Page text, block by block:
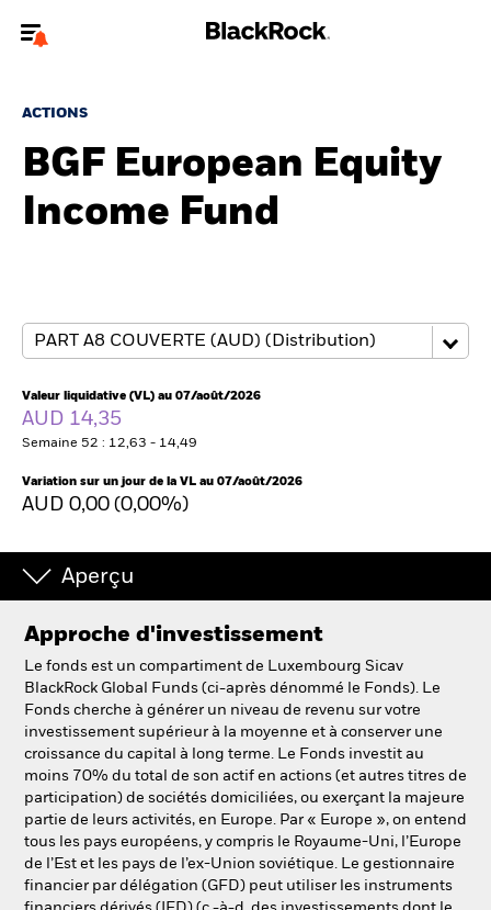
financiers.
jourvotre type d'utilisateur
A propos de BlackRock
Thèmes
ETFs & Fonds indiciels
Documents
Change location
FR
BlackRock
iShares
Aladdin
Notre société
ACTIONS
BGF European Equity
Income Fund
Valeur liquidative (VL) au 07/août/2026
AUD 14,35
Semaine 52 : 12,63 - 14,49
Variation sur un jour de la VL au 07/août/2026
AUD 0,00 (0,00%)
Aperçu
Approche d'investissement
Le fonds est un compartiment de Luxembourg Sicav
BlackRock Global Funds (ci-après dénommé le Fonds). Le
Fonds cherche à générer un niveau de revenu sur votre
investissement supérieur à la moyenne et à conserver une
croissance du capital à long terme. Le Fonds investit au
moins 70% du total de son actif en actions (et autres titres de
participation) de sociétés domiciliées, ou exerçant la majeure
partie de leurs activités, en Europe. Par « Europe », on entend
tous les pays européens, y compris le Royaume-Uni, l’Europe
de l’Est et les pays de l’ex-Union soviétique. Le gestionnaire
financier par délégation (GFD) peut utiliser les instruments